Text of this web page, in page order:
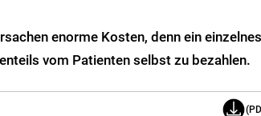
enorme Kosten, denn ein
vom Patienten selbst zu bezahlen.